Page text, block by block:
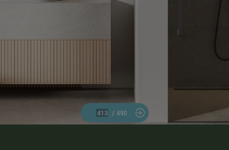
/ 490